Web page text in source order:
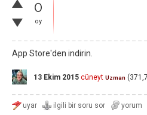
0
oy
App Store'den indirin.
13 Ekim 2015 cüneyt Uzman (